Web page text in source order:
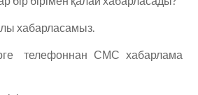
хабарласамыз.
телефоннан СМС хабарлама